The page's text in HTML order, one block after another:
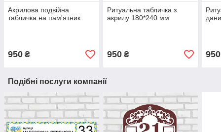
Акрилова подвійна
табличка на пам'ятник
950 ₴
Ритуальна табличка з
акрилу 180*240 мм
950₴ 950
Подібні послуги компанії